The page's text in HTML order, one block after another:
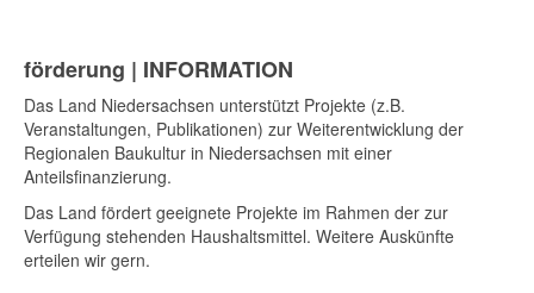
förderung | INFORMATION
Das Land Niedersachsen unterstützt Projekte (z.B.
Veranstaltungen, Publikationen) zur Weiterentwicklung der
Regionalen Baukultur in Niedersachsen mit einer
Anteilsfinanzierung.
Das Land fördert geeignete Projekte im Rahmen der zur
Verfügung stehenden Haushaltsmittel. Weitere Auskünfte
erteilen wir gern.